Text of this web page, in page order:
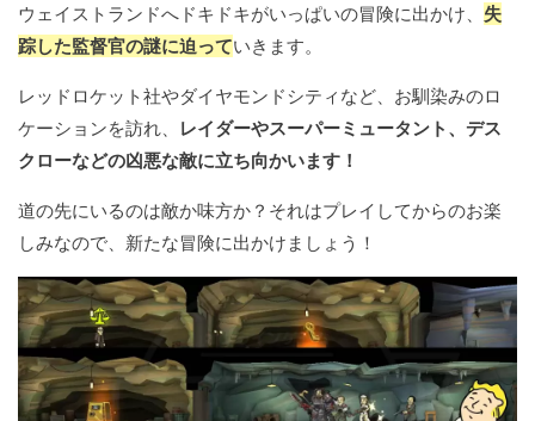
ウェイストランドへドキドキがいっぱいの冒険に出かけ、 失
踪した監督官の謎に迫っていきます。
レッドロケット社やダイヤモンドシティなど、お馴染みのロ
ケーションを訪れ、
レイダーやスーパーミュータント、デス
クローなどの凶悪な敵に立ち向かいます！
道の先にいるのは敵か味方か？それはプレイしてからのお楽
しみなので、新たな冒険に出かけましょう！